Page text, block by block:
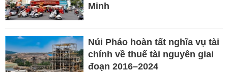
Minh
Núi Pháo hoàn tất nghĩa vụ tài
chính về thuế tài nguyên giai
đoạn 2016–2024